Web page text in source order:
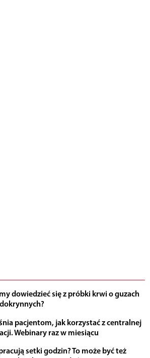
dowiedzieć się z próbki krwi o guzach
pacjentom, jak korzystać z centralnej
Webinary raz w miesiącu
setki godzin? To może być też